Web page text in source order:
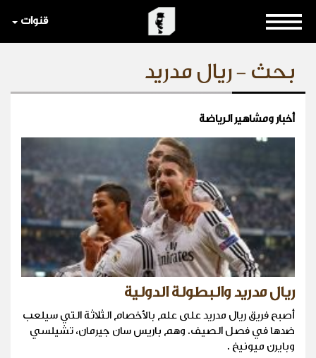
قنوات
بحث - ريال مدريد
أخبار ومشاهير الرياضة
ريال مدريد والبطولة الدولية
أصبح فريق ريال مدريد على علم بالأخصام الثلاثة التي سيلعب
ضدها في فصل الصيف. وهم باريس سان جيرمان، تشيلسي
وبايرن ميونيخ .